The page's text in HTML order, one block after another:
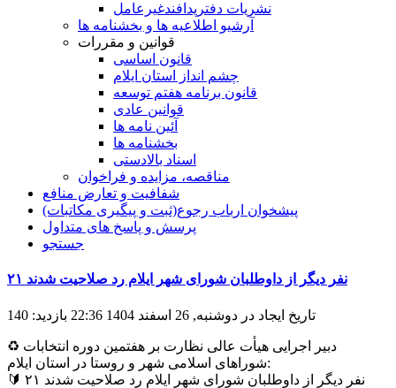
نشريات دفترپدافندغيرعامل
آرشیو اطلاعیه ها و بخشنامه ها
قوانین و مقررات
قانون اساسی
چشم انداز استان ایلام
قانون برنامه هفتم توسعه
قوانین عادی
آئین نامه ها
بخشنامه ها
اسناد بالادستی
مناقصه، مزایده و فراخوان
شفافیت و تعارض منافع
پیشخوان ارباب رجوع(ثبت و پیگیری مکاتبات)
پرسش و پاسخ های متداول
جستجو
۲۱ نفر دیگر از داوطلبان شورای شهر ایلام رد صلاحیت شدند
تاریخ ایجاد در دوشنبه, 26 اسفند 1404 22:36 بازدید: 140
♻️ دبیر اجرایی هیأت عالی نظارت بر هفتمین دوره انتخابات
شوراهای اسلامی شهر و روستا در استان ایلام:
🔰 ۲۱ نفر دیگر از داوطلبان شورای شهر ایلام رد صلاحیت شدند